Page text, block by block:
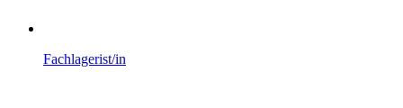
Fachlagerist/in